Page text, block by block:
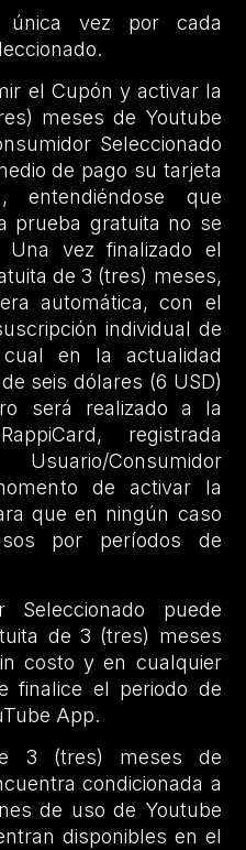
única vez por cada
el Cupón y activar la
meses de Youtube
Seleccionado
de pago su tarjeta
entendiéndose que
prueba gratuita no se
Una vez finalizado el
de 3 (tres) meses,
automática, con el
individual de
en la actualidad
seis dólares (6 USD)
será realizado a la
registrada
Consumidor
de activar la
que en ningún caso
por períodos de
Seleccionado puede
de 3 (tres) meses
costo y en cualquier
finalice el periodo de
App.
3 (tres) meses de
condicionada a
de uso de Youtube
disponibles en el